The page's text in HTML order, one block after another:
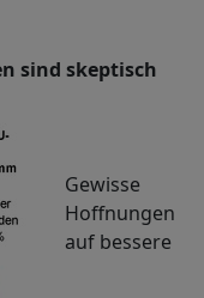
sind skeptisch
Gewisse
Hoffnungen
auf bessere